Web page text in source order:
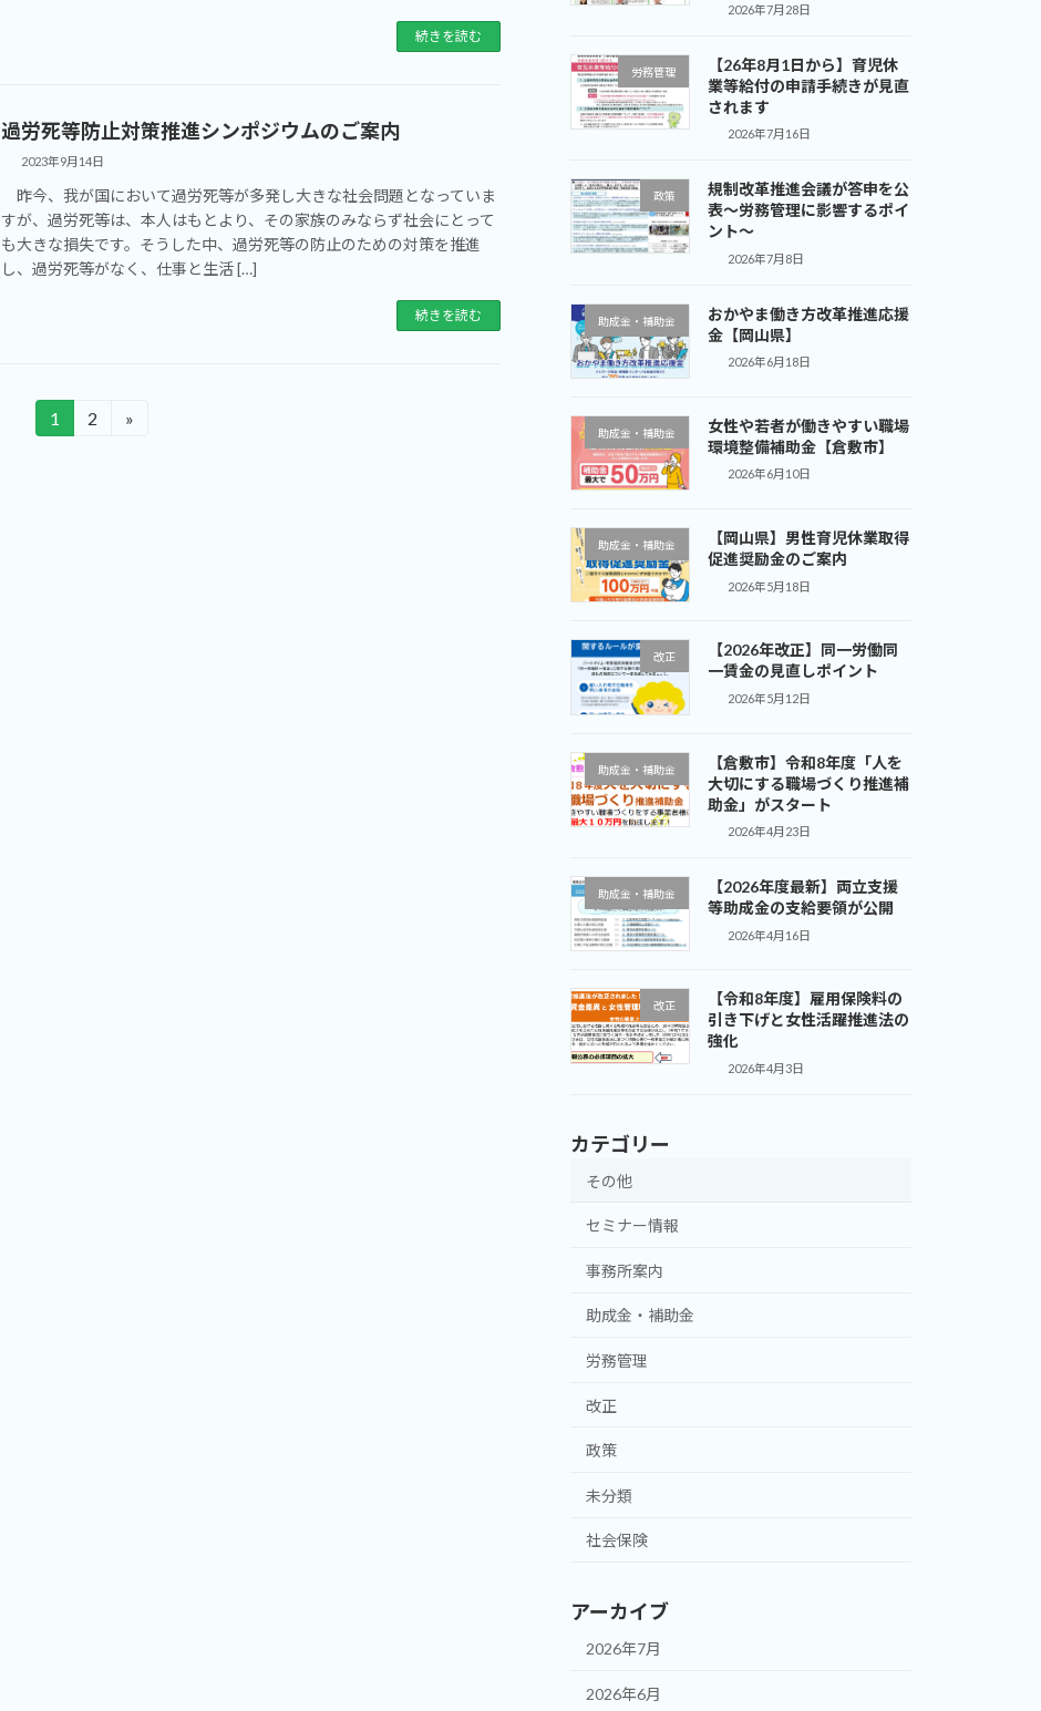
続きを読む
過労死等防止対策推進シンポジウムのご案内
2023年9月14日
昨今、我が国において過労死等が多発し大きな社会問題となっていま
すが、過労死等は、本人はもとより、その家族のみならず社会にとって
も大きな損失です。そうした中、過労死等の防止のための対策を推進
し、過労死等がなく、仕事と生活 […]
続きを読む
固
1
固
2 »
2026年7月28日
労務管理
【26年8月1日から】育児休
業等給付の申請手続きが見直
されます
2026年7月16日
政策
規制改革推進会議が答申を公
表～労務管理に影響するポイ
ント～
2026年7月8日
助成金・補助金
おかやま働き方改革推進応援
金【岡山県】
2026年6月18日
助成金・補助金
女性や若者が働きやすい職場
環境整備補助金【倉敷市】
2026年6月10日
助成金・補助金
【岡山県】男性育児休業取得
促進奨励金のご案内
2026年5月18日
改正
【2026年改正】同一労働同
一賃金の見直しポイント
2026年5月12日
助成金・補助金
【倉敷市】令和8年度「人を
大切にする職場づくり推進補
助金」がスタート
2026年4月23日
助成金・補助金
【2026年度最新】両立支援
等助成金の支給要領が公開
2026年4月16日
改正
【令和8年度】雇用保険料の
引き下げと女性活躍推進法の
強化
2026年4月3日
カテゴリー
その他
セミナー情報
事務所案内
助成金・補助金
労務管理
改正
政策
未分類
社会保険
アーカイブ
2026年7月
2026年6月